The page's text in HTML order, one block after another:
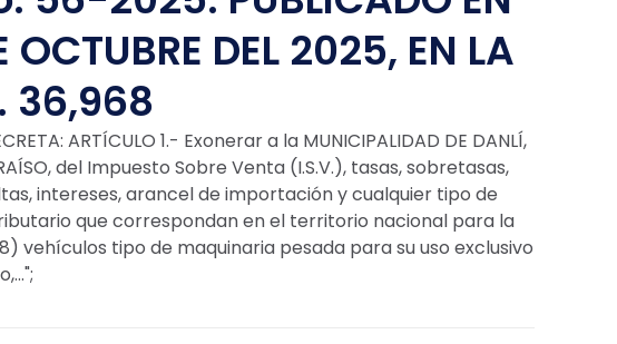
OCTUBRE DEL 2025, EN LA
36,968
ARTÍCULO 1.- Exonerar a la MUNICIPALIDAD DE DANLÍ,
del Impuesto Sobre Venta (I.S.V.), tasas, sobretasas,
intereses, arancel de importación y cualquier tipo de
que correspondan en el territorio nacional para la
vehículos tipo de maquinaria pesada para su uso exclusivo